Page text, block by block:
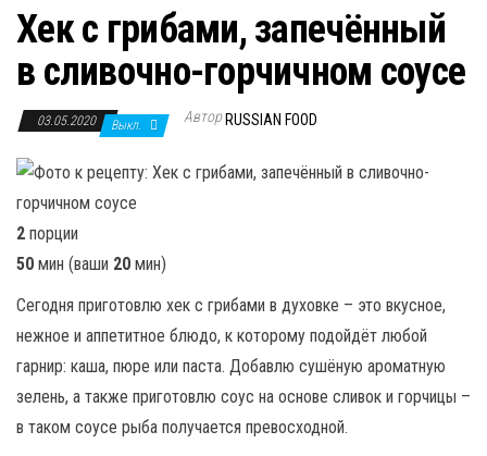
Хек с грибами, запечённый
в сливочно-горчичном соусе
03.05.2020 Выкл. Автор RUSSIAN FOOD
2 порции
50 мин (ваши 20 мин)
Сегодня приготовлю хек с грибами в духовке – это вкусное,
нежное и аппетитное блюдо, к которому подойдёт любой
гарнир: каша, пюре или паста. Добавлю сушёную ароматную
зелень, а также приготовлю соус на основе сливок и горчицы –
в таком соусе рыба получается превосходной.